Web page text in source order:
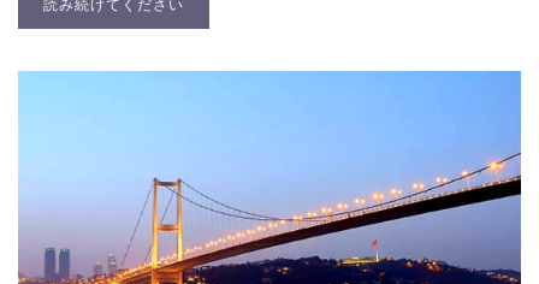
読み続けてください